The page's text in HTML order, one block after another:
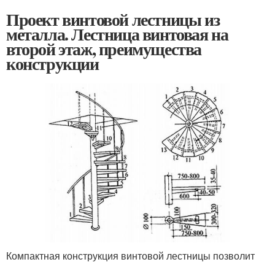
Проект винтовой лестницы из
металла. Лестница винтовая на
второй этаж, преимущества
конструкции
Компактная конструкция винтовой лестницы позволит